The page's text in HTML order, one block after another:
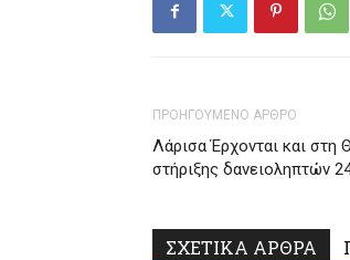
ΠΡΟΗΓΟΥΜΕΝΟ ΑΡΘΡΟ
Λάρισα Έρχονται και στη
στήριξης δανειοληπτών
ΣΧΕΤΙΚΑ ΑΡΘΡΑ